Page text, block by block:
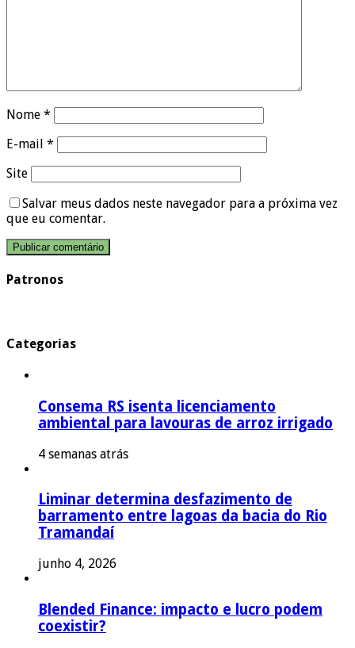
Nome *
E-mail *
Site
Salvar meus dados neste navegador para a próxima vez
que eu comentar.
Patronos
Categorias
Consema RS isenta licenciamento
ambiental para lavouras de arroz irrigado
4 semanas atrás
Liminar determina desfazimento de
barramento entre lagoas da bacia do Rio
Tramandaí
junho 4, 2026
Blended Finance: impacto e lucro podem
coexistir?